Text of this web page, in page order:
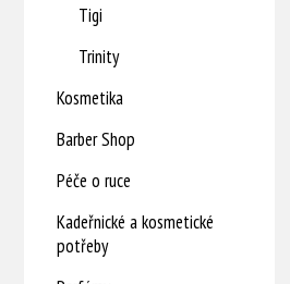
Tigi
Trinity
Kosmetika
Barber Shop
Péče o ruce
Kadeřnické a kosmetické
potřeby